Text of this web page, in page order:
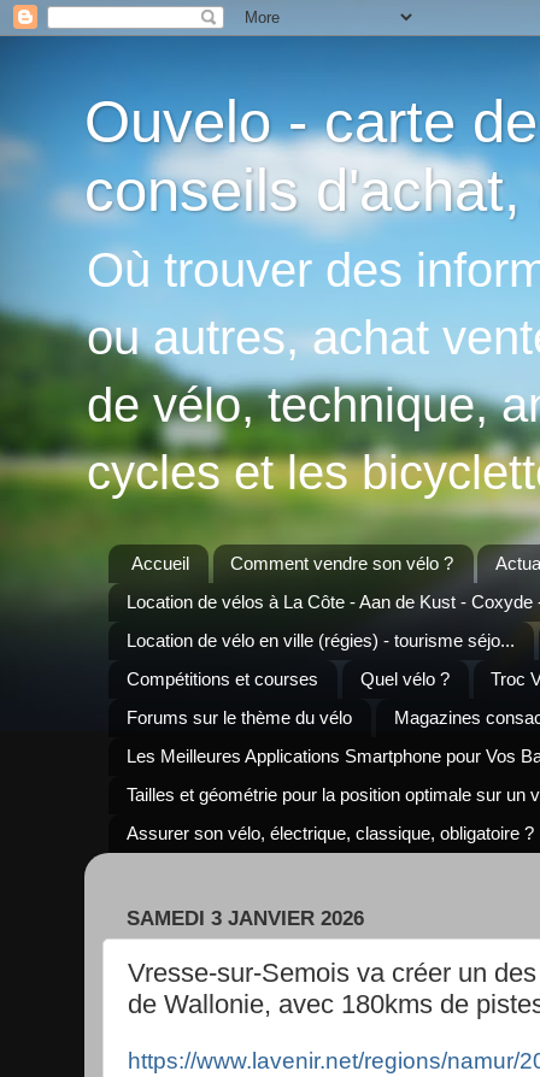
Ouvelo - carte
conseils
Où trouver des
ou autres, achat
de vélo, technique,
cycles et les
Accueil Comment vendre son vélo ?
Location de vélos à La Côte - Aan de Kust - Coxyde
Location de vélo en ville (régies) - tourisme séjo...
Compétitions et courses
Quel vélo ?
Troc
Forums sur le thème du vélo
Magazines
Les Meilleures Applications Smartphone pour Vos
Tailles et géométrie pour la position optimale sur un
Assurer son vélo, électrique, classique, obligatoire ?
SAMEDI 3 JANVIER 2026
Vresse-sur-Semois va créer un
de Wallonie, avec 180kms de
https://www.lavenir.net/regions/namur/